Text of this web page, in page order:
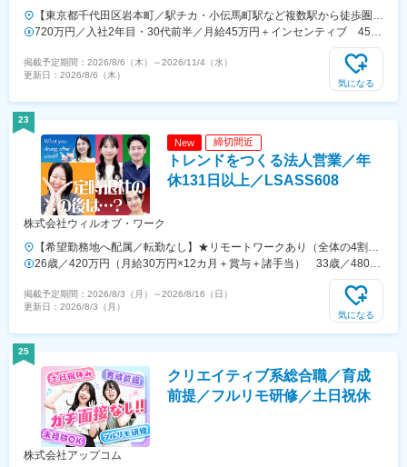
【東京都千代田区岩本町／駅チカ・小伝馬町駅など複数駅から徒歩圏内
／転勤なし】☆フルリモート・リモートワークOK（フルリモートのた
め、全国で居住可）本社／東京都千代田区岩本町1-9-4 岩本町194ビ
ル2階＜アクセス＞東京メトロ日比谷線「小伝馬町駅」から徒歩3分都
営地下鉄新宿線「岩本町駅」から徒歩5分JR「馬喰町駅」から徒歩5分
サポートも万全です！
720万円／入社2年目・30代前半／月給45万円＋インセンティブ 450
掲載予定期間： 2026/8/6（木） ～2026/11/4（水）
更新日： 2026/8/6（木）
気になる
23
New 締切間近
トレンドをつくる法人営業／年
休131日以上／LSASS608
株式会社ウィルオブ・ワーク
【希望勤務地へ配属／転勤なし】★リモートワークあり（全体の4割程
度）★全国にある当社支店もしくはクライアント営業所※U・Iターン歓
迎※4800社と取引をしているため、勤務地希望は最大限考慮できます。
【配属先都府県】埼玉、東京、神奈川、千葉愛知、岐阜、大阪、兵庫
【本社】東京都新宿区新宿3-1-24 京王新宿三丁目ビル3階【支店】新
あり■マーケターや人事などキャリアパスは20通り以上■土日祝休み！
年間の休みは131日以上&基本定時退社■選考は面談形式！■Web（スマ
ホ可）での選考可能■女性が長く活躍できるよう産前・産後育児休暇＆
出産祝い金支給あり■産後パパ育休取得実績あり（出生後8週間以内に
最長4週間）※分割して2回取得なども可■副業OK（Webライター・料理
教室の運営など、実績も多数！）
26歳／420万円（月給30万円×12カ月＋賞与＋諸手当） 33歳／480万
掲載予定期間： 2026/8/3（月） ～2026/8/16（日）
更新日： 2026/8/3（月）
気になる
25
クリエイティブ系総合職／育成
前提／フルリモ研修／土日祝休
株式会社アップコム